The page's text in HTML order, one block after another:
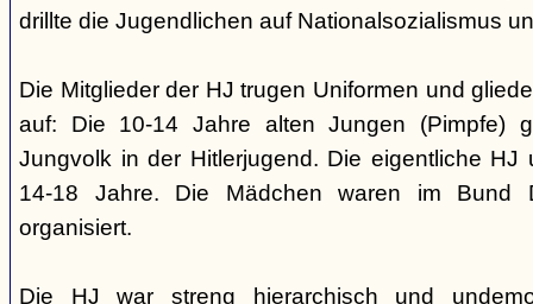
drillte die Jugendlichen auf Nationalsozialismus
Die Mitglieder der HJ trugen Uniformen und
auf: Die 10-14 Jahre alten Jungen (Pimpfe)
Jungvolk in der Hitlerjugend. Die eigentliche HJ
14-18 Jahre. Die Mädchen waren im Bund
organisiert.
Die HJ war streng hierarchisch und